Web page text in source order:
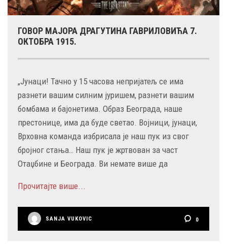
ГОВОР МАЈОРА ДРАГУТИНА ГАВРИЛОВИЋА 7.
ОКТОБРА 1915.
„Јунаци! Тачно у 15 часова непријатељ се има
разнети вашим силним јуришем, разнети вашим
бомбама и бајонетима. Образ Београда, наше
престонице, има да буде светао. Војници, јунаци,
Врховна команда избрисала је наш пук из свог
бројног стања… Наш пук је жртвован за част
Отаџбине и Београда. Ви немате више да
Прочитајте више...
SANJA VUKOVIC 0